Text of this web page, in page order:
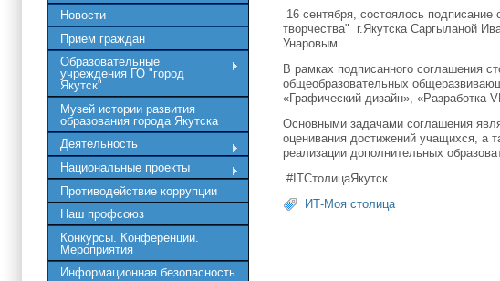
Новости
Прием граждан
Образовательные
учреждения ГО "город
Якутск"
Музей истории развития
образования города Якутска
Деятельность
Национальные проекты
Противодействие коррупции
Наш профсоюз
Конкурсы. Конференции.
Мероприятия
Информационная безопасность
16 сентября, состоялось
творчества" г.Якутска Саргыланой
Унаровым.
В рамках подписанного соглашения
общеобразовательных
«Графический дизайн», «Разработка
Основными задачами соглашения
оценивания достижений учащихся, а
реализации дополнительных
#ITСтолицаЯкутск
ИТ-Моя столица